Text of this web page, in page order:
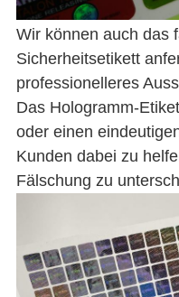
Wir können auch das
Sicherheitsetikett
professionelleres
Das Hologramm-
oder einen
Kunden dabei zu
Fälschung zu